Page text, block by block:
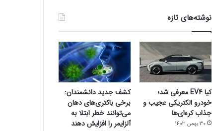
نوشته‌های تازه
کیا EV4 معرفی شد؛
خودرو الکتریکی عجیب و
جذاب کره‌ای‌ها
30 بهمن 1403
کشف جدید دانشمندان:
برخی باکتری‌های دهان
می‌توانند خطر ابتلا به
آلزایمر را افزایش دهند